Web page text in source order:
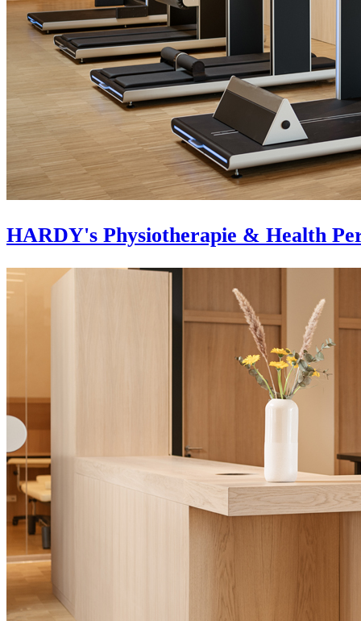
HARDY's Physiotherapie & Health